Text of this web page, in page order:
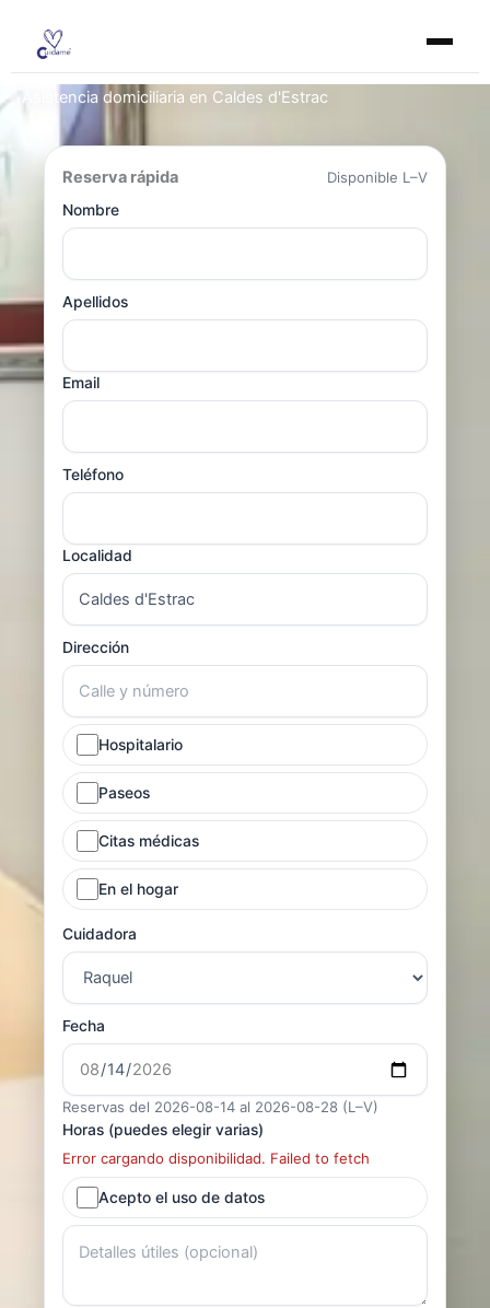
contenido
Asistencia domiciliaria en Caldes d'Estrac
Reserva rápida
Disponible L–V
Nombre
Apellidos
Email
Teléfono
Localidad
Dirección
Hospitalario
Paseos
Citas médicas
En el hogar
Cuidadora
Fecha
Reservas del 2026-08-14 al 2026-08-28 (L–V)
Horas (puedes elegir varias)
Error cargando disponibilidad. Failed to fetch
Acepto el uso de datos